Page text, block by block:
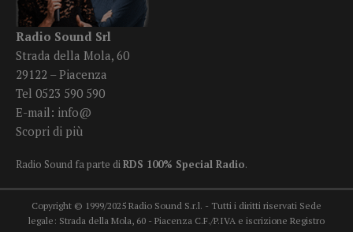
Radio Sound Srl
Strada della Mola, 60
29122 – Piacenza
Tel 0523 590 590
E-mail: info@
Scopri di più
Radio Sound fa parte diRDS 100% Special Radio.
Copyright © 1999/2025 Radio Sound S.r.l. - Tutti i diritti riservati Sede
legale: Strada della Mola, 60 - Piacenza C.F./P.IVA e iscrizione Registro